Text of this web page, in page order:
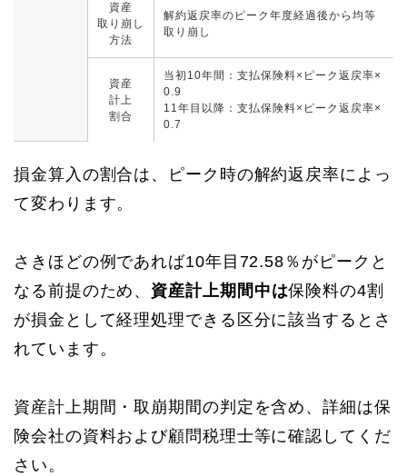
資産
取り崩し
方法
解約返戻率のピーク年度経過後から均等
取り崩し
資産
計上
割合
当初10年間：支払保険料×ピーク返戻率×
0.9
11年目以降：支払保険料×ピーク返戻率×
0.7
損金算入の割合は、ピーク時の解約返戻率によっ
て変わります。
さきほどの例であれば10年目72.58％がピークと
なる前提のため、 資産計上期間中は保険料の4割
が損金として経理処理できる区分に該当するとさ
れています。
資産計上期間・取崩期間の判定を含め、詳細は保
険会社の資料および顧問税理士等に確認してくだ
さい。